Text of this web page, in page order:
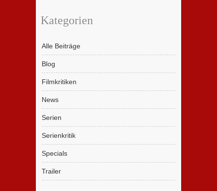
Kategorien
Alle Beiträge
Blog
Filmkritiken
News
Serien
Serienkritik
Specials
Trailer